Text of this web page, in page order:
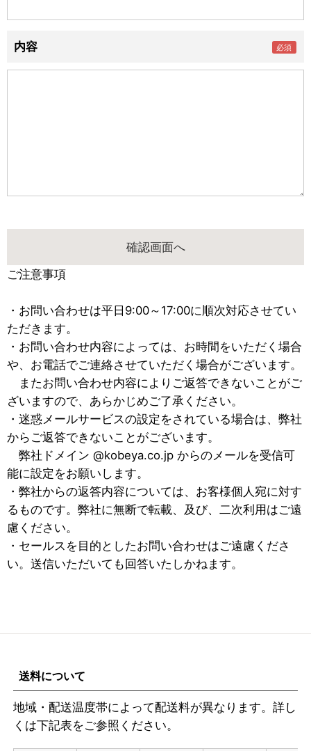
内容
ご注意事項
・お問い合わせは平日9:00～17:00に順次対応させてい
ただきます。
・お問い合わせ内容によっては、お時間をいただく場合
や、お電話でご連絡させていただく場合がございます。
またお問い合わせ内容によりご返答できないことがご
ざいますので、あらかじめご了承ください。
・迷惑メールサービスの設定をされている場合は、弊社
からご返答できないことがございます。
弊社ドメイン @kobeya.co.jp からのメールを受信可
能に設定をお願いします。
・弊社からの返答内容については、お客様個人宛に対す
るものです。弊社に無断で転載、及び、二次利用はご遠
慮ください。
・セールスを目的としたお問い合わせはご遠慮くださ
い。送信いただいても回答いたしかねます。
送料について
地域・配送温度帯によって配送料が異なります。詳し
くは下記表をご参照ください。